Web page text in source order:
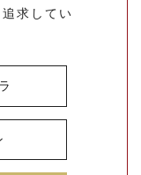
求してい